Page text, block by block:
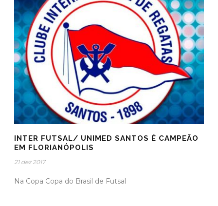
INTER FUTSAL/ UNIMED SANTOS É CAMPEÃO
EM FLORIANÓPOLIS
21 dez 2017
Na Copa Copa do Brasil de Futsal